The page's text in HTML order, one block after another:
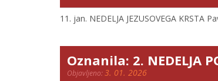
11. jan. NEDELJA JEZUSOVEGA KRSTA
Oznanila: 2. NEDELJA
Objavljeno:3. 01. 2026